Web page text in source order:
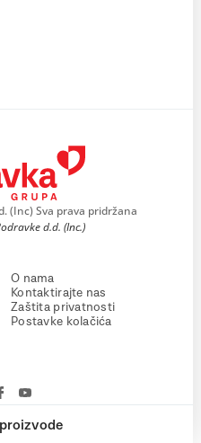
(Inc) Sva prava pridržana
d.d. (Inc.)
O nama
Kontaktirajte nas
Zaštita privatnosti
Postavke kolačića